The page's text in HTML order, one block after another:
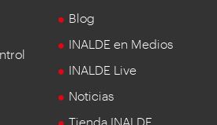
Blog
INALDE en Medios
INALDE Live
Noticias
Tienda INALDE